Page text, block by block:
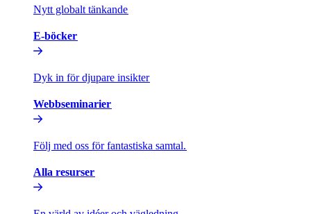
Nytt globalt tänkande​​
E-böcker​​
Dyk in för djupare insikter​​
Webbseminarier​​
Följ med oss för fantastiska samtal.​​
Alla resurser​​